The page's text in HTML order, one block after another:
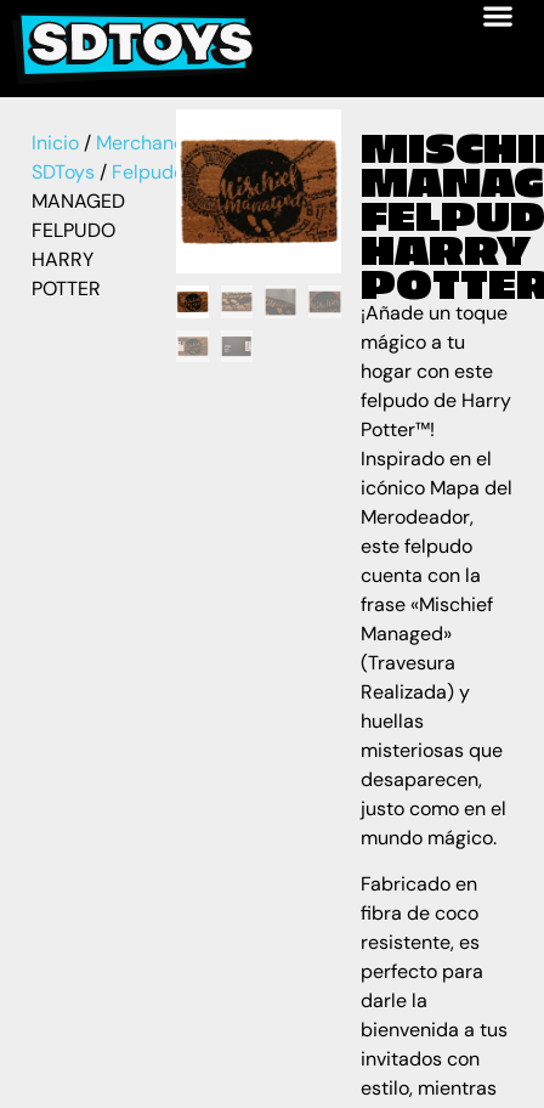
Inicio / Merchandise
SDToys / Felpudos/ MISCHIEF
MANAGED
FELPUDO
HARRY
POTTER
HARRY
¡Añade un toque
mágico a tu
hogar con este
felpudo de Harry
Potter™!
Inspirado en el
icónico Mapa del
Merodeador,
este felpudo
cuenta con la
frase «Mischief
Managed»
(Travesura
Realizada) y
huellas
misteriosas que
desaparecen,
justo como en el
mundo mágico.
Fabricado en
fibra de coco
resistente, es
perfecto para
darle la
bienvenida a tus
invitados con
estilo, mientras